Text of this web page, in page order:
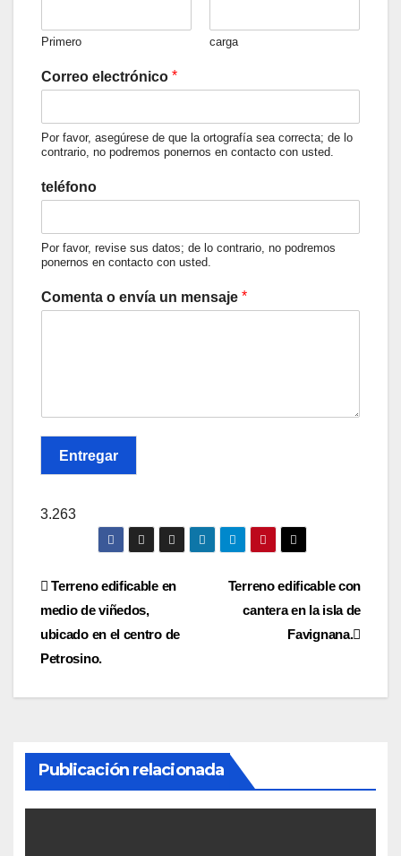
Primero carga
Correo electrónico *
Por favor, asegúrese de que la ortografía sea correcta; de lo
contrario, no podremos ponernos en contacto con usted.
teléfono
Por favor, revise sus datos; de lo contrario, no podremos
ponernos en contacto con usted.
Comenta o envía un mensaje *
Entregar
3.263
Navegación
de
entradas
Terreno edificable con
cantera en la isla de
Favignana.
Terreno edificable en
medio de viñedos,
ubicado en el centro de
Petrosino.
Publicación relacionada